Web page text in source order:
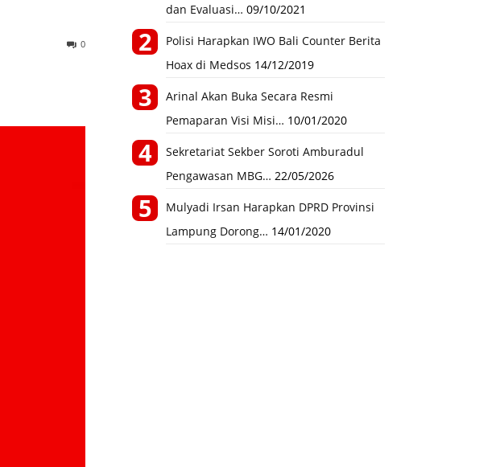
0
dan Evaluasi… 09/10/2021
Polisi Harapkan IWO Bali Counter Berita
Hoax di Medsos 14/12/2019
Arinal Akan Buka Secara Resmi
Pemaparan Visi Misi… 10/01/2020
Sekretariat Sekber Soroti Amburadul
Pengawasan MBG… 22/05/2026
Mulyadi Irsan Harapkan DPRD Provinsi
Lampung Dorong… 14/01/2020